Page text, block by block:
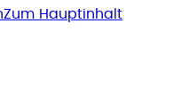
Zum Hauptinhalt